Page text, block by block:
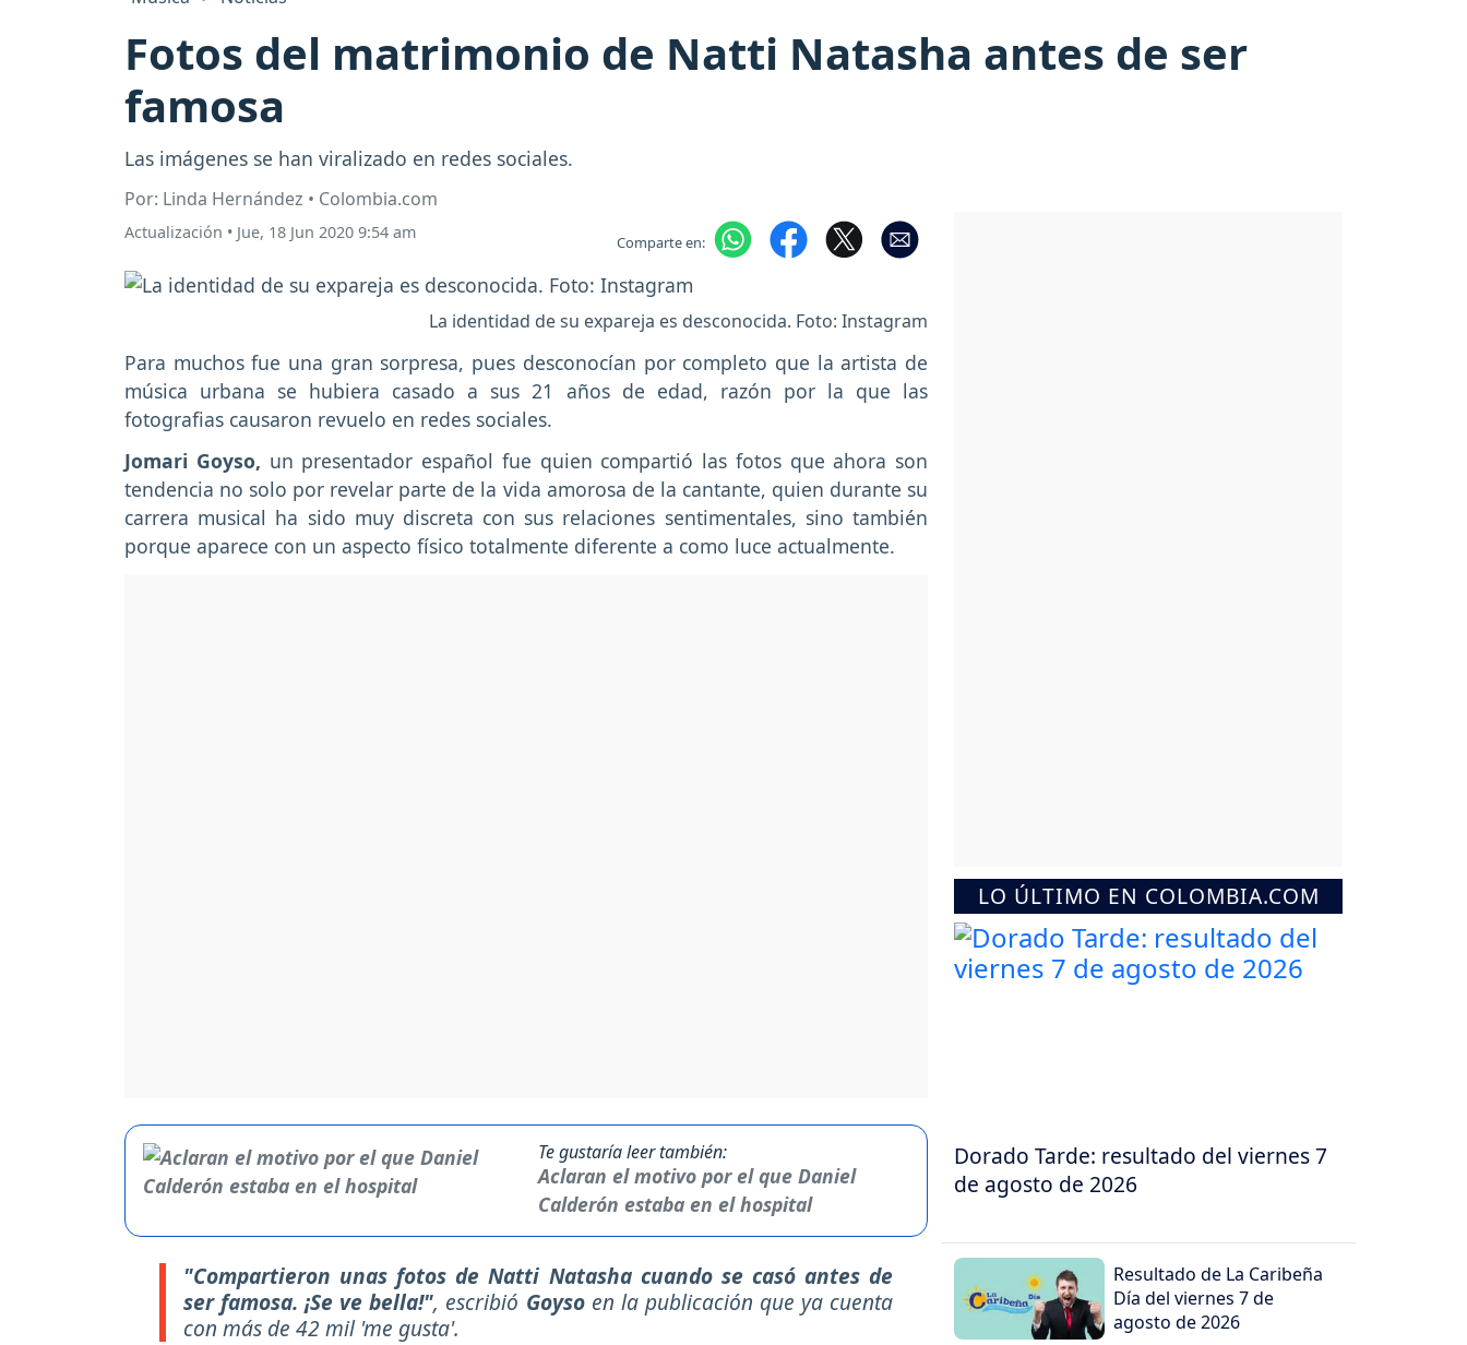
Fotos del matrimonio de Natti Natasha antes de ser
famosa
Las imágenes se han viralizado en redes sociales.
Por: Linda Hernández • Colombia.com
Actualización • Jue, 18 Jun 2020 9:54 am Comparte en:
La identidad de su expareja es desconocida. Foto: Instagram
Para muchos fue una gran sorpresa, pues desconocían por completo que la artista de
música urbana se hubiera casado a sus 21 años de edad, razón por la que las
fotografias causaron revuelo en redes sociales.
Jomari Goyso, un presentador español fue quien compartió las fotos que ahora son
tendencia no solo por revelar parte de la vida amorosa de la cantante, quien durante su
carrera musical ha sido muy discreta con sus relaciones sentimentales, sino también
porque aparece con un aspecto físico totalmente diferente a como luce actualmente.
Te gustaría leer también:
Aclaran el motivo por el que Daniel
Calderón estaba en el hospital
"Compartieron unas fotos de Natti Natasha cuando se casó antes de
ser famosa. ¡Se ve bella!", escribió Goyso en la publicación que ya cuenta
con más de 42 mil 'me gusta'.
LO ÚLTIMO EN COLOMBIA.COM
Dorado Tarde: resultado del viernes 7
de agosto de 2026
Resultado de La Caribeña
Día del viernes 7 de
agosto de 2026